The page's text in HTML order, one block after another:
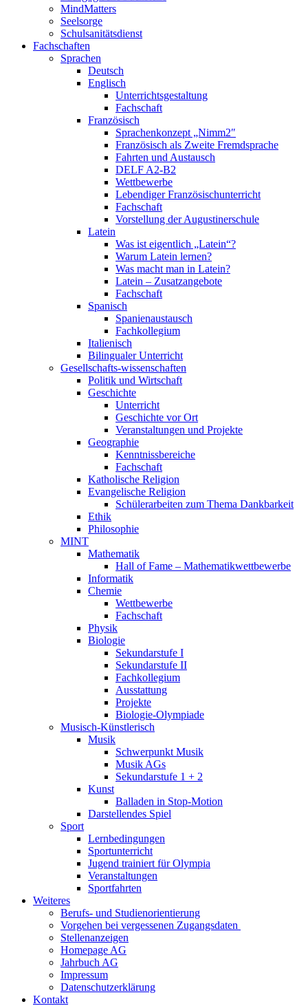
MindMatters
Seelsorge
Schulsanitätsdienst
Fachschaften
Sprachen
Deutsch
Englisch
Unterrichtsgestaltung
Fachschaft
Französisch
Sprachenkonzept „Nimm2″
Französisch als Zweite Fremdsprache
Fahrten und Austausch
DELF A2-B2
Wettbewerbe
Lebendiger Französischunterricht
Fachschaft
Vorstellung der Augustinerschule
Latein
Was ist eigentlich „Latein“?
Warum Latein lernen?
Was macht man in Latein?
Latein – Zusatzangebote
Fachschaft
Spanisch
Spanienaustausch
Fachkollegium
Italienisch
Bilingualer Unterricht
Gesellschafts-wissenschaften
Politik und Wirtschaft
Geschichte
Unterricht
Geschichte vor Ort
Veranstaltungen und Projekte
Geographie
Kenntnissbereiche
Fachschaft
Katholische Religion
Evangelische Religion
Schülerarbeiten zum Thema Dankbarkeit
Ethik
Philosophie
MINT
Mathematik
Hall of Fame – Mathematikwettbewerbe
Informatik
Chemie
Wettbewerbe
Fachschaft
Physik
Biologie
Sekundarstufe I
Sekundarstufe II
Fachkollegium
Ausstattung
Projekte
Biologie-Olympiade
Musisch-Künstlerisch
Musik
Schwerpunkt Musik
Musik AGs
Sekundarstufe 1 + 2
Kunst
Balladen in Stop-Motion
Darstellendes Spiel
Sport
Lernbedingungen
Sportunterricht
Jugend trainiert für Olympia
Veranstaltungen
Sportfahrten
Weiteres
Berufs- und Studienorientierung
Vorgehen bei vergessenen Zugangsdaten
Stellenanzeigen
Homepage AG
Jahrbuch AG
Impressum
Datenschutzerklärung
Kontakt